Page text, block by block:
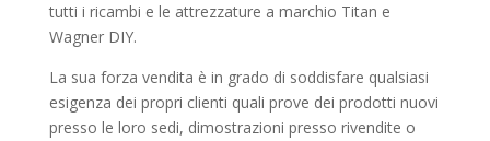
tutti i ricambi e le attrezzature a marchio Titan e
Wagner DIY.
La sua forza vendita è in grado di soddisfare qualsiasi
esigenza dei propri clienti quali prove dei prodotti nuovi
presso le loro sedi, dimostrazioni presso rivendite o